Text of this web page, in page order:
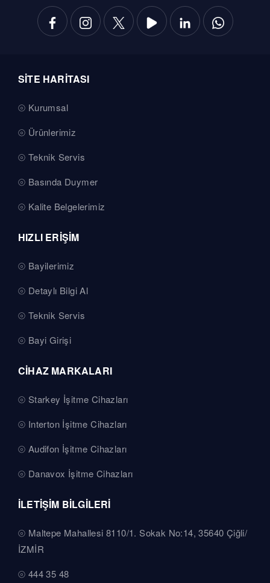
SİTE HARİTASI
Kurumsal
Ürünlerimiz
Teknik Servis
Basında Duymer
Kalite Belgelerimiz
HIZLI ERİŞİM
Bayilerimiz
Detaylı Bilgi Al
Teknik Servis
Bayi Girişi
CİHAZ MARKALARI
Starkey İşitme Cihazları
Interton İşitme Cihazları
Audifon İşitme Cihazları
Danavox İşitme Cihazları
İLETİŞİM BİLGİLERİ
Maltepe Mahallesi 8110/1. Sokak No:14, 35640 Çiğli/
İZMİR
444 35 48